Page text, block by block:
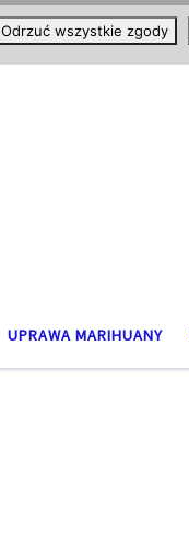
UPRAWA MARIHUANY
Odrzuć wszystkie zgody